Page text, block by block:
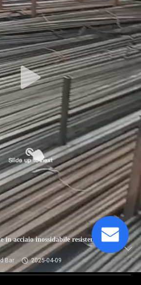
in acciaio inossidabile resistente alle
Bar 2025-04-09